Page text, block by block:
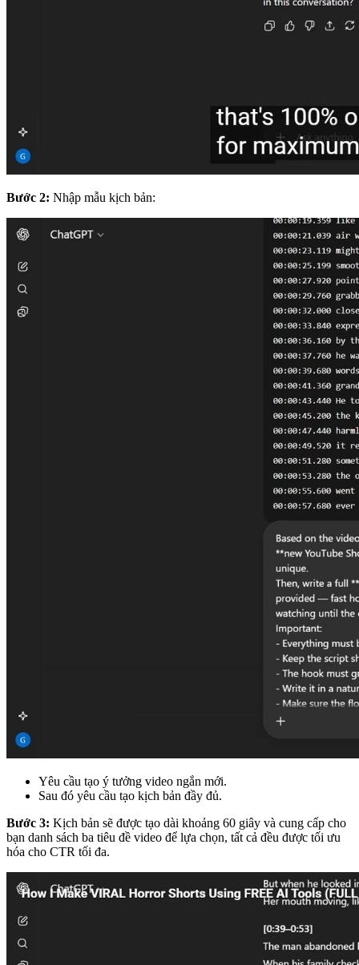
Bước 2: Nhập mẫu kịch bản:
Yêu cầu tạo ý tưởng video ngắn mới.
Sau đó yêu cầu tạo kịch bản đầy đủ.
Bước 3: Kịch bản sẽ được tạo dài khoảng 60 giây và cung cấp cho
bạn danh sách ba tiêu đề video để lựa chọn, tất cả đều được tối ưu
hóa cho CTR tối đa.